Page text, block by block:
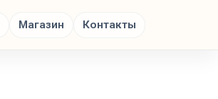
Магазин Контакты